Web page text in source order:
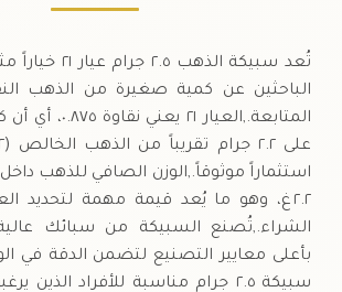
تُعد سبيكة الذهب
الباحثين عن كمية صغيرة من الذهب
المتابعة.,العيار
استثماراً موثوقاً.,الوزن الصافي للذهب
٢.٢ غ، وهو ما يُعد قيمة مهمة لتحديد
الشراء.,تُصنع السبيكة من سبائك عالية
بأعلى معايير التصنيع لتضمن الدقة في
سبيكة ٢.٥ جرام مناسبة للأفراد